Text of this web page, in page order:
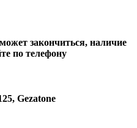
закончиться, наличие
по телефону
Gezatone